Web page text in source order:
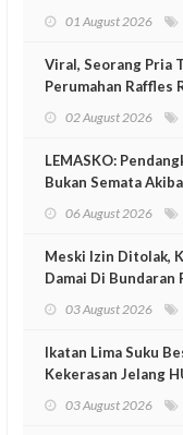
01 August 2026
Viral, Seorang Pria
Perumahan Raffles
02 August 2026
LEMASKO:
Bukan Semata
06 August 2026
Meski Izin Ditolak,
Damai Di
03 August 2026
Ikatan Lima Suku
Kekerasan Jelang
03 August 2026